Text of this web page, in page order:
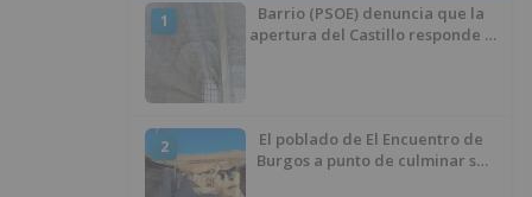
1
Barrio (PSOE) denuncia que la
apertura del Castillo responde a
2
El poblado de El Encuentro de
Burgos a punto de culminar su